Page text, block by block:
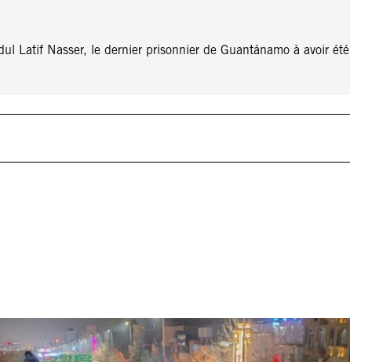
Latif Nasser, le dernier prisonnier de Guantánamo à avoir été